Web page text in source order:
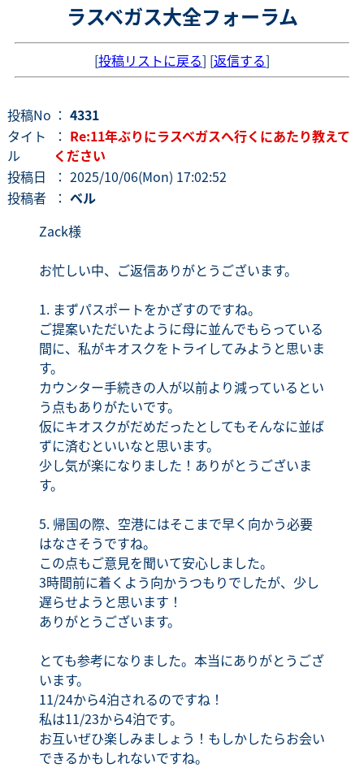
ラスベガス大全フォーラム
[投稿リストに戻る] [返信する]
投稿No ： 4331
タイト
ル
： Re:11年ぶりにラスベガスへ行くにあたり教えて
ください
投稿日
： 2025/10/06(Mon) 17:02:52
投稿者
： ベル
Zack様
お忙しい中、ご返信ありがとうございます。
1. まずパスポートをかざすのですね。
ご提案いただいたように母に並んでもらっている
間に、私がキオスクをトライしてみようと思いま
す。
カウンター手続きの人が以前より減っているとい
う点もありがたいです。
仮にキオスクがだめだったとしてもそんなに並ば
ずに済むといいなと思います。
少し気が楽になりました！ありがとうございま
す。
5. 帰国の際、空港にはそこまで早く向かう必要
はなさそうですね。
この点もご意見を聞いて安心しました。
3時間前に着くよう向かうつもりでしたが、少し
遅らせようと思います！
ありがとうございます。
とても参考になりました。本当にありがとうござ
います。
11/24から4泊されるのですね！
私は11/23から4泊です。
お互いぜひ楽しみましょう！もしかしたらお会い
できるかもしれないですね。